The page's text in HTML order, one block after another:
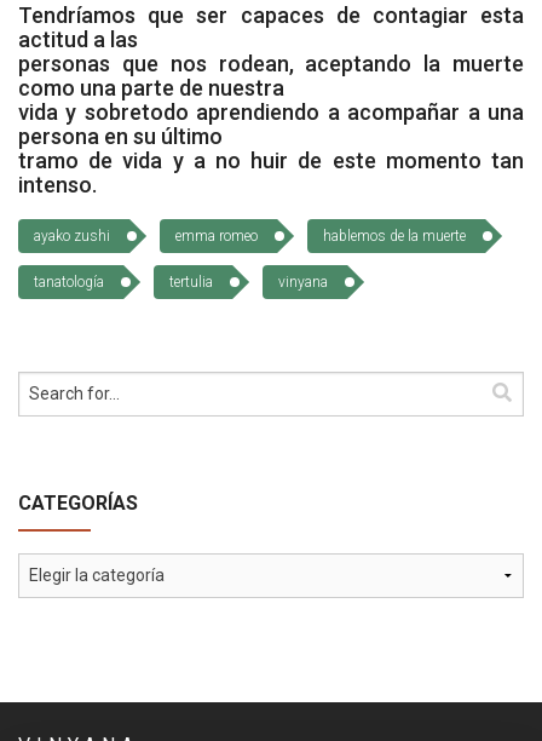
Tendríamos que ser capaces de contagiar esta
actitud a las
personas que nos rodean, aceptando la muerte
como una parte de nuestra
vida y sobretodo aprendiendo a acompañar a una
persona en su último
tramo de vida y a no huir de este momento tan
intenso.
ayako zushi emma romeo hablemos de la muerte
tanatología tertulia vinyana
CATEGORÍAS
Categorías